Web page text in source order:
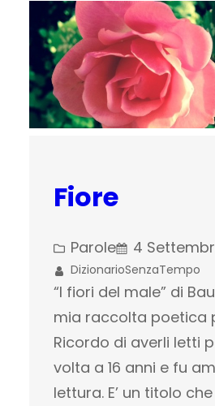
Fiore
Parole 4
DizionarioSenzaTempo
“I fiori del male” di
mia raccolta poetica
Ricordo di averli letti
volta a 16 anni e fu
lettura. E’ un titolo